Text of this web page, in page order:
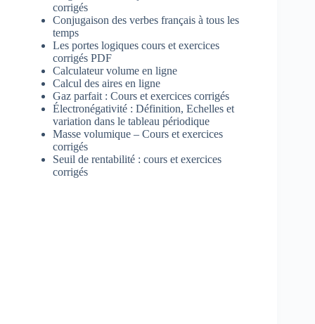
corrigés
Conjugaison des verbes français à tous les
temps
Les portes logiques cours et exercices
corrigés PDF
Calculateur volume en ligne
Calcul des aires en ligne
Gaz parfait : Cours et exercices corrigés
Électronégativité : Définition, Echelles et
variation dans le tableau périodique
Masse volumique – Cours et exercices
corrigés
Seuil de rentabilité : cours et exercices
corrigés